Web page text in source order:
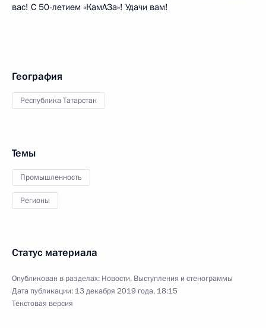
вас! С 50-летием «КамАЗа»! Удачи вам!
География
Республика Татарстан
Темы
Промышленность
Регионы
Статус материала
Опубликован в разделах: Новости, Выступления и стенограммы
Дата публикации: 13 декабря 2019 года, 18:15
Текстовая версия